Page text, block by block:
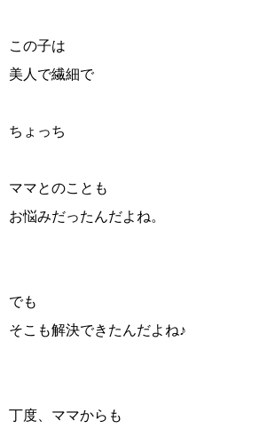
この子は
美人で繊細で
ちょっち
ママとのことも
お悩みだったんだよね。
でも
そこも解決できたんだよね♪
丁度、ママからも